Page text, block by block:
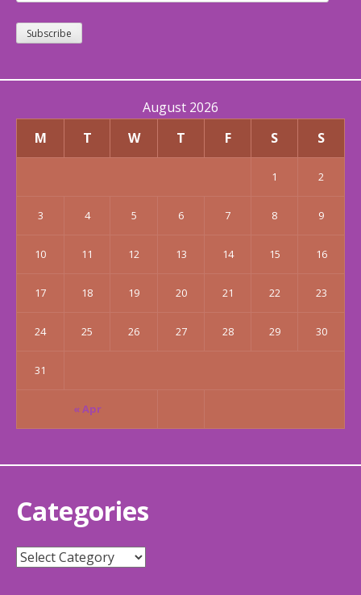
Address
Subscribe
August 2026
M
T W T F S S
« Apr
1 2
3 4 5 6 7 8 9
10 11 12 13 14 15 16
17 18 19 20 21 22 23
24 25 26 27 28 29 30
31
Categories
Categories